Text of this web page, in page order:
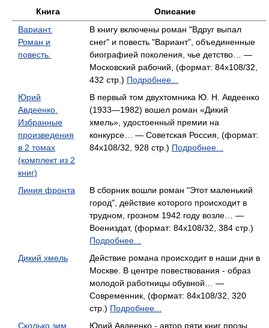
Книга
Описание
Вариант.
Роман и
повесть.
В книгу включены роман "Вдруг выпал
снег" и повесть "Вариант", объединенные
биографией поколения, чье детство… —
Московский рабочий, (формат: 84x108/32,
432 стр.) Подробнее...
Юрий
Авдеенко.
Избранные
произведения
в 2 томах
(комплект из 2
книг)
В первый том двухтомника Ю. Н. Авдеенко
(1933—1982) вошел роман «Дикий
хмель», удостоенный премии на
конкурсе… — Советская Россия, (формат:
84x108/32, 928 стр.) Подробнее...
Линия фронта
В сборник вошли роман "Этот маленький
город", действие которого происходит в
трудном, грозном 1942 году возле… —
Воениздат, (формат: 84x108/32, 384 стр.)
Подробнее...
Дикий хмель
Действие романа происходит в наши дни в
Москве. В центре повествования - образ
молодой работницы обувной… —
Современник, (формат: 84x108/32, 320
стр.) Подробнее...
Сколько зим...
Юрий Авдеенко - автор пяти книг прозы.